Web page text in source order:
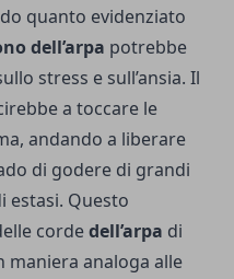
quanto evidenziato
dell’arpa potrebbe
stress e sull’ansia. Il
a toccare le
andando a liberare
di godere di grandi
estasi. Questo
cordedell’arpa di
maniera analoga alle